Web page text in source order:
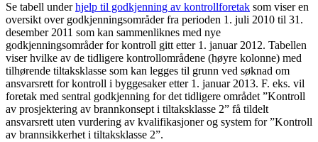
Se tabell underhjelp til godkjenning av kontrollforetak som viser en
oversikt over godkjenningsområder fra perioden 1. juli 2010 til 31.
desember 2011 som kan sammenliknes med nye
godkjenningsområder for kontroll gitt etter 1. januar 2012. Tabellen
viser hvilke av de tidligere kontrollområdene (høyre kolonne) med
tilhørende tiltaksklasse som kan legges til grunn ved søknad om
ansvarsrett for kontroll i byggesaker etter 1. januar 2013. F. eks. vil
foretak med sentral godkjenning for det tidligere området ”Kontroll
av prosjektering av brannkonsept i tiltaksklasse 2” få tildelt
ansvarsrett uten vurdering av kvalifikasjoner og system for ”Kontroll
av brannsikkerhet i tiltaksklasse 2”.